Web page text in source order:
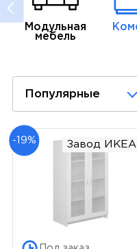
Модульная
мебель
Популярные
-19% Завод ИКЕА